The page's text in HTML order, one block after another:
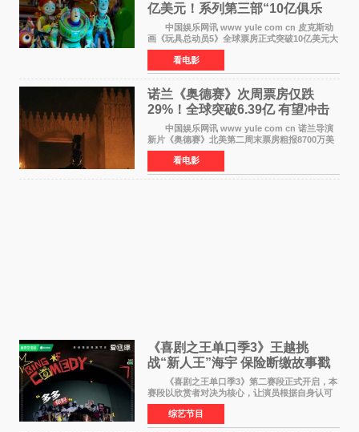
亿美元！系列第三部“10亿俱乐
部”达成
中国娱乐网讯 www yule com cn 皮克斯动
画《玩具总动员5》全球票房正式突破10亿美元大
关。截至上周末，该片全球累计票房已达10 22亿
美元，其中北美市场贡献4 48亿美元，中国内地
票房达2 82
看电影
诺兰《奥德赛》次周票房仅跌
29%！全球突破6.39亿 有望冲击
13亿成诺兰最卖座电影
中国娱乐网讯 www yule com cn 诺兰导演
新片《奥德赛》北美第二周末票房粗报8700万美
元（周五至周日：2600万&rarr;3460万
&rarr;2640万），较首周1 24亿美元仅下跌29
6%，走势极为强劲，远超
看电影
《喜剧之王单口季3》王越挑
战“新人王”海宇 保险断缴故事戳
中生活痛点
《喜剧之王单口季3》第二赛段正式开启，本
赛段以欣赏者对决为核心，让演员根据自身认可
选择对手，在作品碰撞中完成一次喜剧创作者之
间的交流。这里有实力相当的正面对抗，也有老
朋友、老对手之
综艺节目